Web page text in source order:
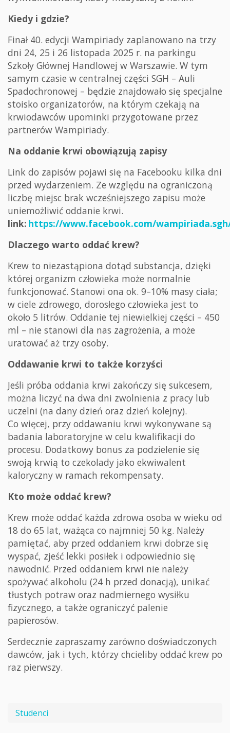
Kiedy i gdzie?
Finał 40. edycji Wampiriady zaplanowano na trzy
dni 24, 25 i 26 listopada 2025 r. na parkingu
Szkoły Głównej Handlowej w Warszawie. W tym
samym czasie w centralnej części SGH – Auli
Spadochronowej – będzie znajdowało się specjalne
stoisko organizatorów, na którym czekają na
krwiodawców upominki przygotowane przez
partnerów Wampiriady.
Na oddanie krwi obowiązują zapisy
Link do zapisów pojawi się na Facebooku kilka dni
przed wydarzeniem. Ze względu na ograniczoną
liczbę miejsc brak wcześniejszego zapisu może
uniemożliwić oddanie krwi.
link: https://www.facebook.com/
Dlaczego warto oddać krew?
Krew to niezastąpiona dotąd substancja, dzięki
której organizm człowieka może normalnie
funkcjonować. Stanowi ona ok. 9–10% masy ciała;
w ciele zdrowego, dorosłego człowieka jest to
około 5 litrów. Oddanie tej niewielkiej części – 450
ml – nie stanowi dla nas zagrożenia, a może
uratować aż trzy osoby.
Oddawanie krwi to także korzyści
Jeśli próba oddania krwi zakończy się sukcesem,
można liczyć na dwa dni zwolnienia z pracy lub
uczelni (na dany dzień oraz dzień kolejny).
Co więcej, przy oddawaniu krwi wykonywane są
badania laboratoryjne w celu kwalifikacji do
procesu. Dodatkowy bonus za podzielenie się
swoją krwią to czekolady jako ekwiwalent
kaloryczny w ramach rekompensaty.
Kto może oddać krew?
Krew może oddać każda zdrowa osoba w wieku od
18 do 65 lat, ważąca co najmniej 50 kg. Należy
pamiętać, aby przed oddaniem krwi dobrze się
wyspać, zjeść lekki posiłek i odpowiednio się
nawodnić. Przed oddaniem krwi nie należy
spożywać alkoholu (24 h przed donacją), unikać
tłustych potraw oraz nadmiernego wysiłku
fizycznego, a także ograniczyć palenie
papierosów.
Serdecznie zapraszamy zarówno doświadczonych
dawców, jak i tych, którzy chcieliby oddać krew po
raz pierwszy.
Studenci